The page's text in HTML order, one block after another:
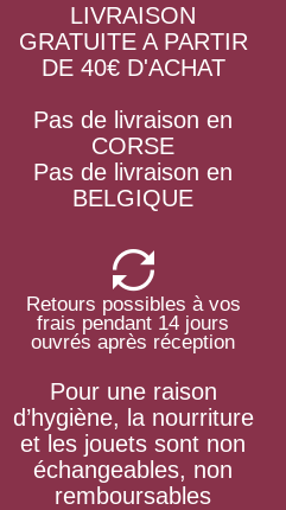
LIVRAISON
GRATUITE A PARTIR
DE 40€ D'ACHAT
Pas de livraison en
CORSE
Pas de livraison en
BELGIQUE
Retours possibles à vos
frais pendant 14 jours
ouvrés après réception
Pour une raison
d’hygiène, la nourriture
et les jouets sont non
échangeables, non
remboursables